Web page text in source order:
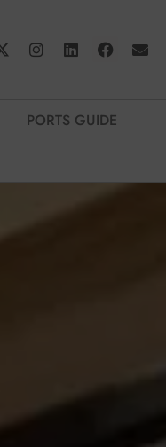
PORTS GUIDE